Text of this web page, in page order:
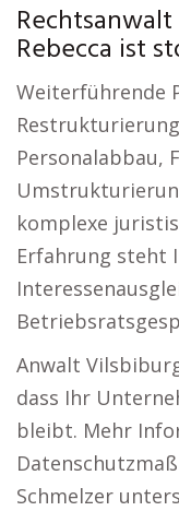
Rebecca ist
Weiterführende
Personalabbau,
komplexe
Erfahrung steht
Anwalt
dass Ihr
bleibt. Mehr
Schmelzer